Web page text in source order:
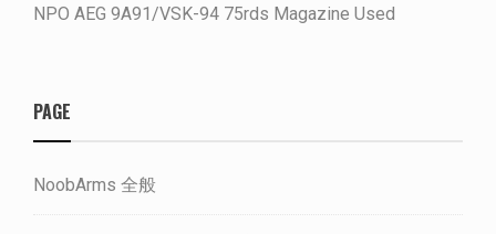
NPO AEG 9A91/VSK-94 75rds Magazine Used
PAGE
NoobArms 全般